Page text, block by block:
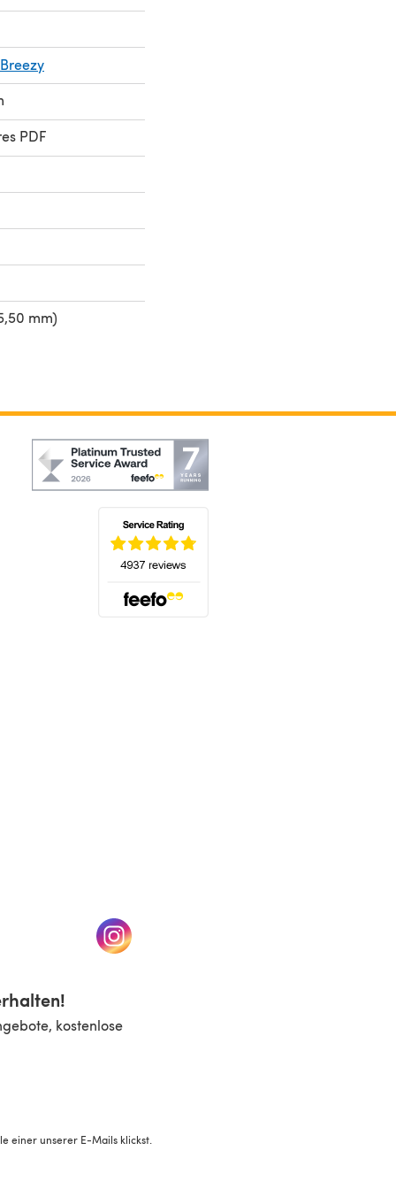
PDF
mm)
neuen Tab)(öffnet sich in einem neuen Tab)
kostenlose
einer unserer E-Mails klickst.